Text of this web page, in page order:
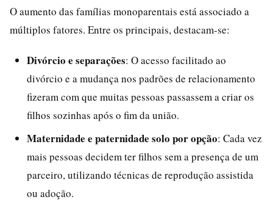
O aumento das famílias monoparentais está associado a
múltiplos fatores. Entre os principais, destacam-se:
Divórcio e separações: O acesso facilitado ao
divórcio e a mudança nos padrões de relacionamento
fizeram com que muitas pessoas passassem a criar os
filhos sozinhas após o fim da união.
Maternidade e paternidade solo por opção: Cada vez
mais pessoas decidem ter filhos sem a presença de um
parceiro, utilizando técnicas de reprodução assistida
ou adoção.